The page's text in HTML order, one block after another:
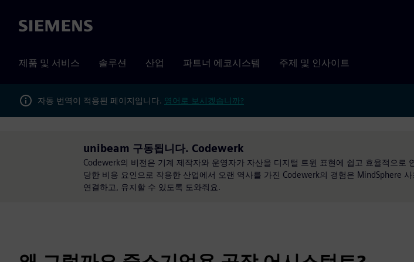
Siemens
제품 및 서비스 솔루션 산업 파트너 에코시스템 주제 및 인사이트
자동 번역이 적용된 페이지입니다. 영어로 보시겠습니까?
unibeam 구동됩니다. Codewerk
Codewerk의 비전은 기계 제작자와 운영자가 자산을 디지털 트윈 표현에 쉽고 효율적으로
당한 비용 요인으로 작용한 산업에서 오랜 역사를 가진 Codewerk의 경험은 MindSphere
연결하고, 유지할 수 있도록 도와줘요.